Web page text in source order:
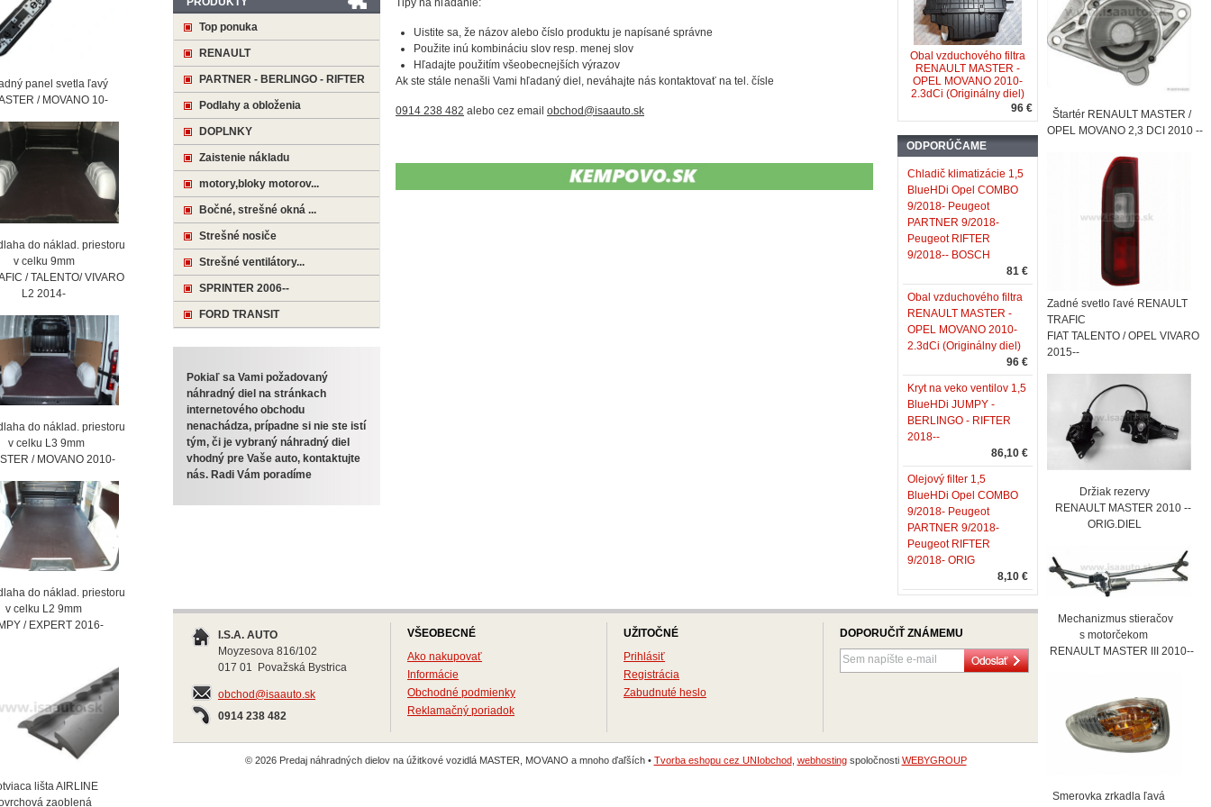
Tipy na hľadanie:
Uistite sa, že názov alebo číslo produktu je napísané správne
Použite inú kombináciu slov resp. menej slov
Hľadajte použitím všeobecnejších výrazov
Ak ste stále nenašli Vami hľadaný diel, neváhajte nás kontaktovať na tel. čísle
0914 238 482 alebo cez email obchod@isaauto.sk
Obal vzduchového filtra
RENAULT MASTER -
OPEL MOVANO 2010-
2.3dCi (Originálny diel)
96 €
ODPORÚČAME
Chladič klimatizácie 1,5
BlueHDi Opel COMBO
9/2018- Peugeot
PARTNER 9/2018-
Peugeot RIFTER
9/2018-- BOSCH
81 €
Obal vzduchového filtra
RENAULT MASTER -
OPEL MOVANO 2010-
2.3dCi (Originálny diel)
96 €
Kryt na veko ventilov 1,5
BlueHDi JUMPY -
BERLINGO - RIFTER
2018--
86,10 €
Olejový filter 1,5
BlueHDi Opel COMBO
9/2018- Peugeot
PARTNER 9/2018-
Peugeot RIFTER
9/2018- ORIG
8,10 €
Top ponuka
RENAULT
PARTNER - BERLINGO - RIFTER
Podlahy a obloženia
DOPLNKY
Zaistenie nákladu
motory,bloky motorov...
Bočné, strešné okná ...
Strešné nosiče
Strešné ventilátory...
SPRINTER 2006--
FORD TRANSIT
Pokiaľ sa Vami požadovaný
náhradný diel na stránkach
internetového obchodu
nenachádza, prípadne si nie ste istí
tým, či je vybraný náhradný diel
vhodný pre Vaše auto, kontaktujte
nás. Radi Vám poradíme
I.S.A. AUTO
Moyzesova 816/102
017 01 Považská Bystrica
obchod@isaauto.sk
0914 238 482
VŠEOBECNÉ
Ako nakupovať
Informácie
Obchodné podmienky
Reklamačný poriadok
UŽITOČNÉ
Prihlásiť
Registrácia
Zabudnuté heslo
DOPORUČIŤ ZNÁMEMU
© 2026 Predaj náhradných dielov na úžitkové vozidlá MASTER, MOVANO a mnoho ďaľších • Tvorba eshopu cez UNIobchod, webhostingspoločnosti WEBYGROUP
panel svetla ľavý
/ MOVANO 10-
do náklad. priestoru
9mm
/ TALENTO/ VIVARO
2014-
do náklad. priestoru
L3 9mm
/ MOVANO 2010-
do náklad. priestoru
L2 9mm
/ EXPERT 2016-
lišta AIRLINE
zaoblená
Štartér RENAULT MASTER /
OPEL MOVANO 2,3 DCI 2010 --
Zadné svetlo ľavé RENAULT
TRAFIC
FIAT TALENTO / OPEL VIVARO
2015--
Držiak rezervy
RENAULT MASTER 2010 --
ORIG.DIEL
Mechanizmus stieračov
s motorčekom
RENAULT MASTER III 2010--
Smerovka zrkadla ľavá